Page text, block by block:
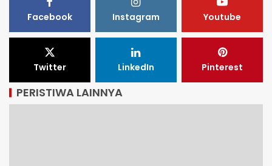
Facebook Instagram Youtube
Twitter LinkedIn Pinterest
PERISTIWA LAINNYA